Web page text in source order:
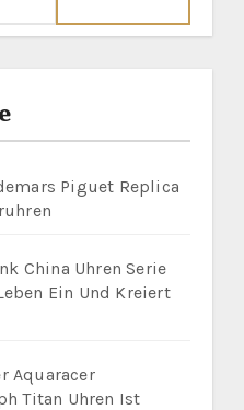
Piguet Replica
China Uhren Serie
Ein Und Kreiert
Aquaracer
Titan Uhren Ist